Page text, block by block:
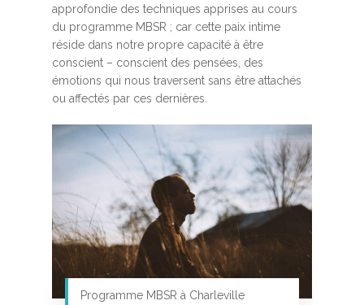
approfondie des techniques apprises au cours
du programme MBSR ; car cette paix intime
réside dans notre propre capacité à être
conscient – conscient des pensées, des
émotions qui nous traversent sans être attachés
ou affectés par ces dernières.
Programme MBSR à Charleville